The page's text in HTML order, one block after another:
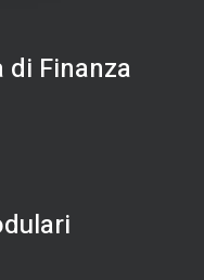
di Finanza